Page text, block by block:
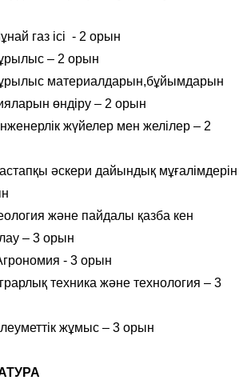
газ ісі - 2 орын
– 2 орын
материалдарын,бұйымдарын
өндіру – 2 орын
жүйелер мен желілер – 2
әскери дайындық мұғалімдерін
және пайдалы қазба кен
– 3 орын
- 3 орын
техника және технология – 3
жұмыс – 3 орын